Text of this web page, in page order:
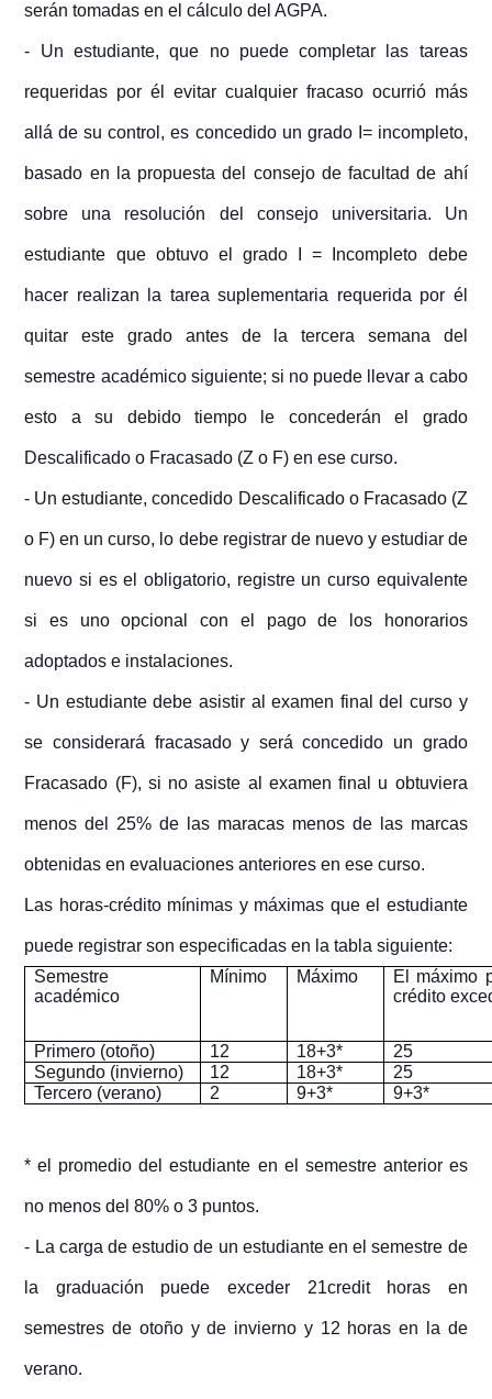
serán tomadas en el cálculo del AGPA.
- Un estudiante, que no puede completar las tareas
requeridas por él evitar cualquier fracaso ocurrió más
allá de su control, es concedido un grado I= incompleto,
basado en la propuesta del consejo de facultad de ahí
sobre una resolución del consejo universitaria. Un
estudiante que obtuvo el grado I = Incompleto debe
hacer realizan la tarea suplementaria requerida por él
quitar este grado antes de la tercera semana del
semestre académico siguiente; si no puede llevar a cabo
esto a su debido tiempo le concederán el grado
Descalificado o Fracasado (Z o F) en ese curso.
- Un estudiante, concedido Descalificado o Fracasado (Z
o F) en un curso, lo debe registrar de nuevo y estudiar de
nuevo si es el obligatorio, registre un curso equivalente
si es uno opcional con el pago de los honorarios
adoptados e instalaciones.
- Un estudiante debe asistir al examen final del curso y
se considerará fracasado y será concedido un grado
Fracasado (F), si no asiste al examen final u obtuviera
menos del 25% de las maracas menos de las marcas
obtenidas en evaluaciones anteriores en ese curso.
Las horas-crédito mínimas y máximas que el estudiante
puede registrar son especificadas en la tabla siguiente:
Semestre
académico
Mínimo Máximo
El máximo
crédito
Primero (otoño) 12 18+3*
25
Segundo (invierno)
12 18+3*
25
Tercero (verano)
2 9+3* 9+3*
* el promedio del estudiante en el semestre anterior es
no menos del 80% o 3 puntos.
- La carga de estudio de un estudiante en el semestre de
la graduación puede exceder 21credit horas en
semestres de otoño y de invierno y 12 horas en la de
verano.